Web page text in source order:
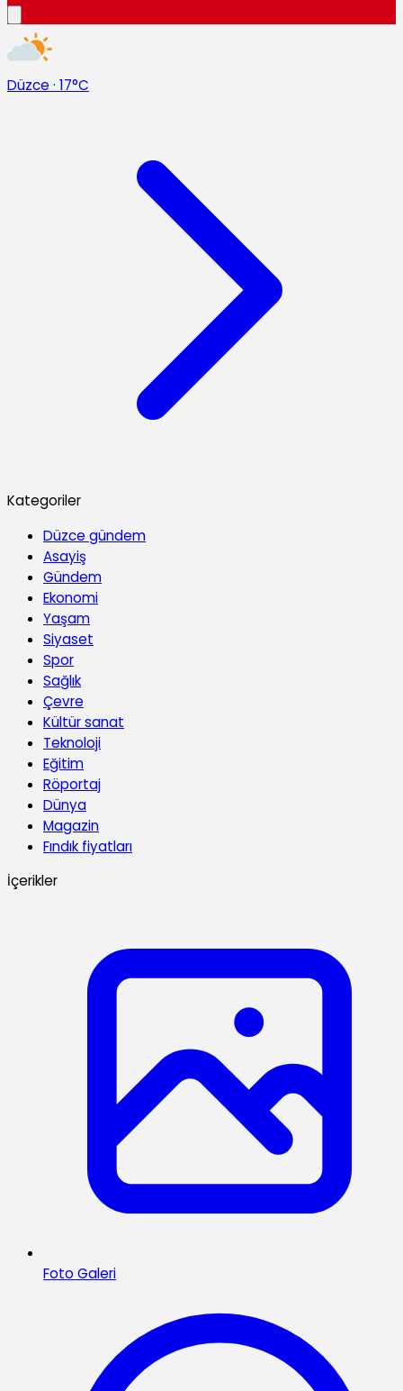
Düzce · 17°C
Kategoriler
Düzce gündem
Asayiş
Gündem
Ekonomi
Yaşam
Siyaset
Spor
Sağlık
Çevre
Kültür sanat
Teknoloji
Eğitim
Röportaj
Dünya
Magazin
Fındık fiyatları
İçerikler
Foto Galeri